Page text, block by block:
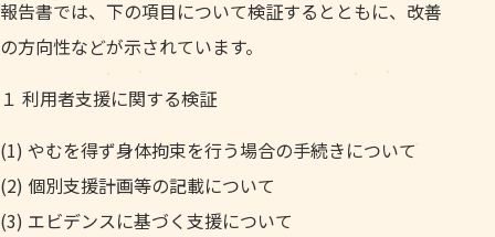
報告書では、下の項目について検証するとともに、改善
の方向性などが示されています。
１ 利用者支援に関する検証
(1) やむを得ず身体拘束を行う場合の手続きについて
(2) 個別支援計画等の記載について
(3) エビデンスに基づく支援について